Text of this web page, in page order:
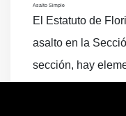
Asalto Simple
El Estatuto de
asalto en la
sección, hay